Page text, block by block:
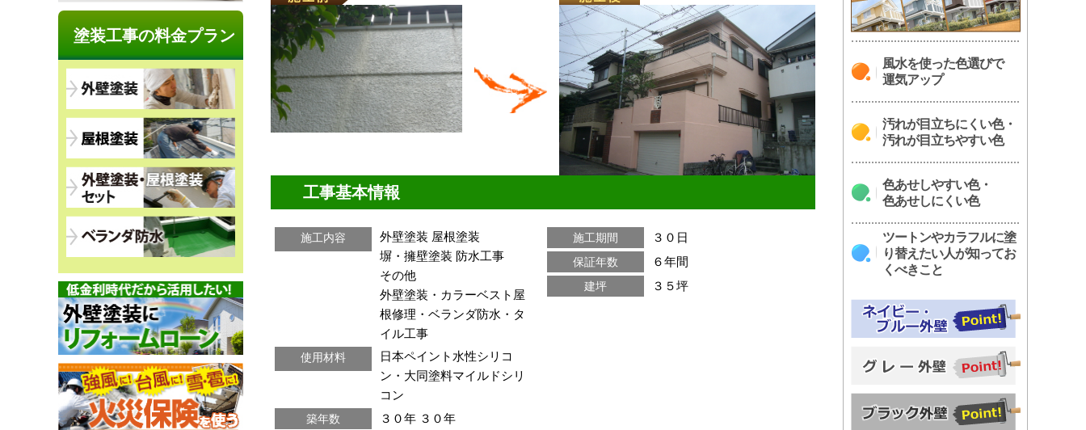
工事基本情報
施工内容 外壁塗装 屋根塗装
塀・擁壁塗装 防水工事
その他
外壁塗装・カラーベスト屋
根修理・ベランダ防水・タ
イル工事
使用材料
日本ペイント水性シリコ
ン・大同塗料マイルドシリ
コン
築年数 ３０年 ３０年
施工期間 ３０日
保証年数 ６年間
建坪 ３５坪
風水を使った色選びで
運気アップ
汚れが目立ちにくい色・
汚れが目立ちやすい色
色あせしやすい色・
色あせしにくい色
ツートンやカラフルに塗
り替えたい人が知ってお
くべきこと
塗装工事の料金プラン